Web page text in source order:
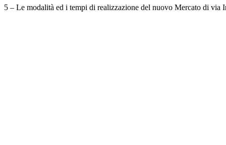
5 – Le modalità ed i tempi di realizzazione del nuovo Mercato di via